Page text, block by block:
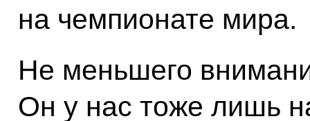
на чемпионате мира.
Не меньшего
Он у нас тоже лишь